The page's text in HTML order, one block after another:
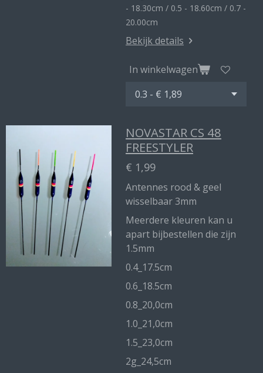
- 18.30cm / 0.5 - 18.60cm / 0.7 -
20.00cm
Bekijk details
In winkelwagen
NOVASTAR CS 48
FREESTYLER
€ 1,99
Antennes rood & geel
wisselbaar 3mm
Meerdere kleuren kan u
apart bijbestellen die zijn
1.5mm
0.4_17.5cm
0.6_18.5cm
0.8_20,0cm
1.0_21,0cm
1.5_23,0cm
2g_24,5cm